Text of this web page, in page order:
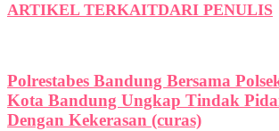
ARTIKEL TERKAITDARI PENULIS
Polrestabes Bandung Bersama
Kota Bandung Ungkap Tindak
Dengan Kekerasan (curas)